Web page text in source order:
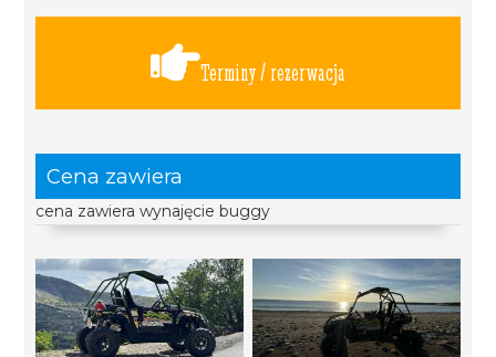
Terminy / rezerwacja
Cena zawiera
cena zawiera wynajęcie buggy